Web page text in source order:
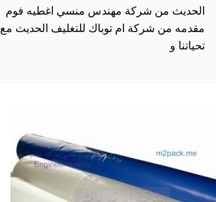
الحديث من شركة مهندس منسي اغطيه فوم
مقدمه من شركة ام توباك للتغليف الحديث مع
تحياتنا و